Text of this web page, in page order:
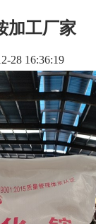
加工厂家
28 16:36:19